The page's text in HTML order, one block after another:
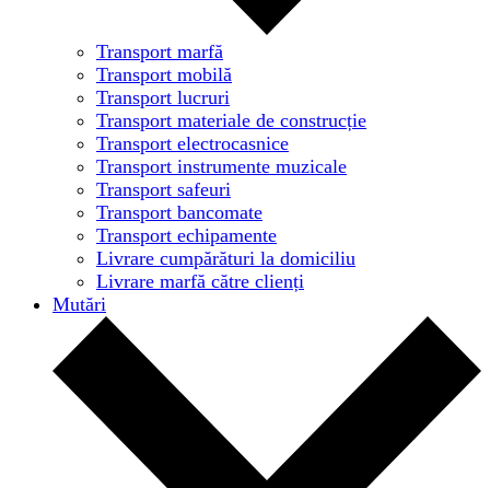
Transport marfă
Transport mobilă
Transport lucruri
Transport materiale de construcție
Transport electrocasnice
Transport instrumente muzicale
Transport safeuri
Transport bancomate
Transport echipamente
Livrare cumpărături la domiciliu
Livrare marfă către clienți
Mutări